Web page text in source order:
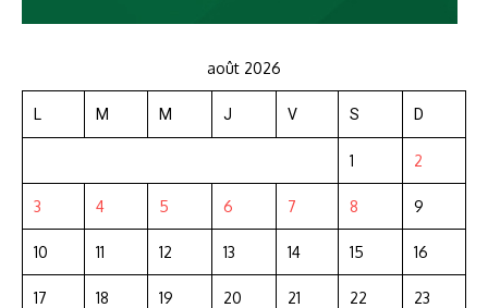
août 2026
L M M J V S D
1 2
3 4 5 6 7 8 9
10 11 12 13 14 15 16
17 18 19 20 21 22 23